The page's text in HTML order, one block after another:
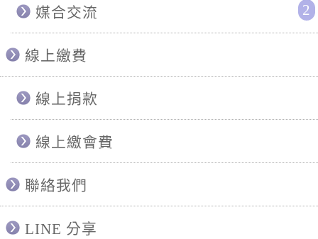
2
媒合交流
線上繳費
線上捐款
線上繳會費
聯絡我們
LINE 分享